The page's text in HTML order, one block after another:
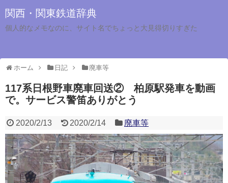
関西・関東鉄道辞典
個人的なメモなのに、サイト名でちょっと大見得切りすぎた
ホーム 日記 廃車等
117系日根野車廃車回送② 柏原駅発車を動画
で。サービス警笛ありがとう
2020/2/13 2020/2/14 廃車等